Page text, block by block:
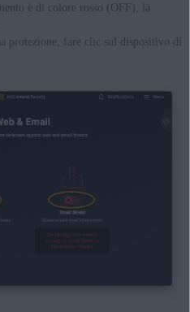
è di colore rosso (OFF), la
protezione, fare clic sul dispositivo di